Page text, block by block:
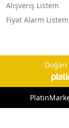
Alışveriş Listem
Fiyat Alarm Listem